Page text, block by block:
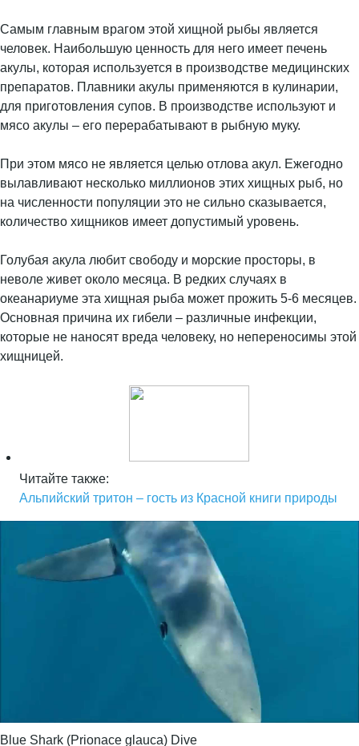
Самым главным врагом этой хищной рыбы является
человек. Наибольшую ценность для него имеет печень
акулы, которая используется в производстве медицинских
препаратов. Плавники акулы применяются в кулинарии,
для приготовления супов. В производстве используют и
мясо акулы – его перерабатывают в рыбную муку.
При этом мясо не является целью отлова акул. Ежегодно
вылавливают несколько миллионов этих хищных рыб, но
на численности популяции это не сильно сказывается,
количество хищников имеет допустимый уровень.
Голубая акула любит свободу и морские просторы, в
неволе живет около месяца. В редких случаях в
океанариуме эта хищная рыба может прожить 5-6 месяцев.
Основная причина их гибели – различные инфекции,
которые не наносят вреда человеку, но непереносимы этой
хищницей.
Читайте также:
Альпийский тритон – гость из Красной книги природы
Blue Shark (Prionace glauca) Dive